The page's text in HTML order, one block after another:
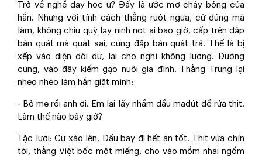
Trở về nghề dạy học ư? Đấy là ước mơ cháy bỏng của
hắn. Nhưng với tính cách thẳng ruột ngựa, cứ đúng mà
làm, không chịu quỳ lạy nịnh nọt ai bao giờ, cấp trên đập
bàn quát mà quát sai, cũng đập bàn quát trả. Thế là bị
xếp vào diện dôi dư, lại cho nghỉ không lương. Đường
cùng, vào đây kiếm gạo nuôi gia đình. Thằng Trung lại
nheo nhéo làm hắn giật mình:
- Bỏ mẹ rồi anh ơi. Em lại lấy nhầm dầu madút để rửa thịt.
Làm thế nào bây giờ?
Tặc lưỡi: Cứ xào lên. Dầu bay đi hết ăn tốt. Thịt vừa chín
tới, thằng Việt bốc một miếng, cho vào mồm nhai ngồm